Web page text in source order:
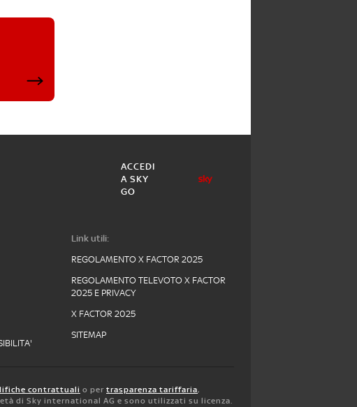
ACCEDI
A SKY
GO
Link utili:
REGOLAMENTO X FACTOR 2025
REGOLAMENTO TELEVOTO X FACTOR
2025 E PRIVACY
X FACTOR 2025
SITEMAP
contrattuali o per trasparenza tariffaria,
di Sky international AG e sono utilizzati su licenza.